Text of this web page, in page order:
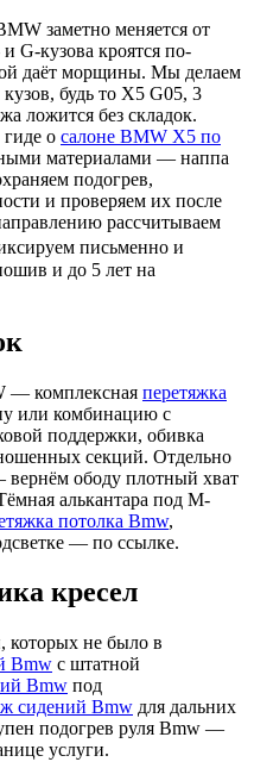
заметно меняется от
G-кузова кроятся по-
даёт морщины. Мы делаем
будь то X5 G05, 3
ложится без складок.
о салоне BMW X5 по
материалами — наппа
подогрев,
и проверяем их после
рассчитываем
письменно и
и до 5 лет на
— комплексная перетяжка
или комбинацию с
поддержки, обивка
секций. Отдельно
ободу плотный хват
алькантара под M-
потолка Bmw,
— по ссылке.
кресел
которых не было в
Bmw с штатной
Bmw под
сидений Bmw для дальних
подогрев руля Bmw —
услуги.